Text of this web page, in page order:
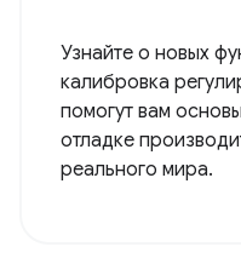
Узнайте о новых
калибровка
помогут вам
отладке
реального мира.